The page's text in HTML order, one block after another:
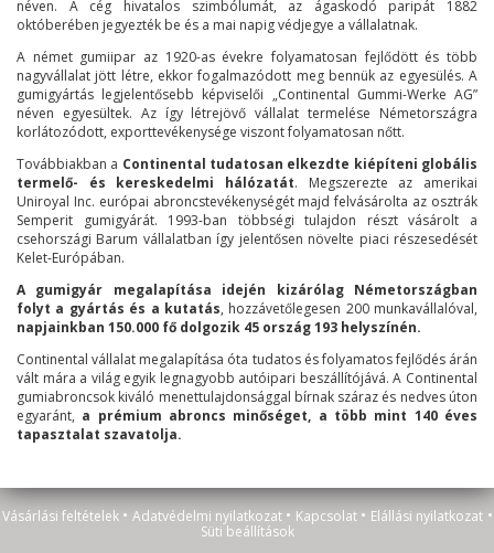
néven. A cég hivatalos szimbólumát, az ágaskodó paripát 1882
októberében jegyezték be és a mai napig védjegye a vállalatnak.
A német gumiipar az 1920-as évekre folyamatosan fejlődött és több
nagyvállalat jött létre, ekkor fogalmazódott meg bennük az egyesülés. A
gumigyártás legjelentősebb képviselői „Continental Gummi-Werke AG”
néven egyesültek. Az így létrejövő vállalat termelése Németországra
korlátozódott, exporttevékenysége viszont folyamatosan nőtt.
Továbbiakban a Continental tudatosan elkezdte kiépíteni globális
termelő- és kereskedelmi hálózatát. Megszerezte az amerikai
Uniroyal Inc. európai abroncstevékenységét majd felvásárolta az osztrák
Semperit gumigyárát. 1993-ban többségi tulajdon részt vásárolt a
csehországi Barum vállalatban így jelentősen növelte piaci részesedését
Kelet-Európában.
A gumigyár megalapítása idején kizárólag Németországban
folyt a gyártás és a kutatás, hozzávetőlegesen 200 munkavállalóval,
napjainkban 150.000 fő dolgozik 45 ország 193 helyszínén.
Continental vállalat megalapítása óta tudatos és folyamatos fejlődés árán
vált mára a világ egyik legnagyobb autóipari beszállítójává. A Continental
gumiabroncsok kiváló menettulajdonsággal bírnak száraz és nedves úton
egyaránt, a prémium abroncs minőséget, a több mint 140 éves
tapasztalat szavatolja.
Vásárlási feltételek • Adatvédelmi nyilatkozat • Kapcsolat • Elállási nyilatkozat •
Süti beállítások